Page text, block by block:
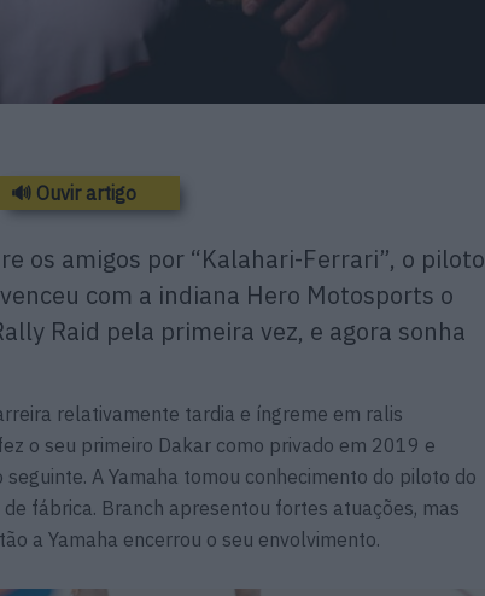
🔊 Ouvir artigo
os amigos por “Kalahari-Ferrari”, o piloto
com a indiana Hero Motosports o
Raid pela primeira vez, e agora sonha
relativamente tardia e íngreme em ralis
o seu primeiro Dakar como privado em 2019 e
A Yamaha tomou conhecimento do piloto do
fábrica. Branch apresentou fortes atuações, mas
a Yamaha encerrou o seu envolvimento.